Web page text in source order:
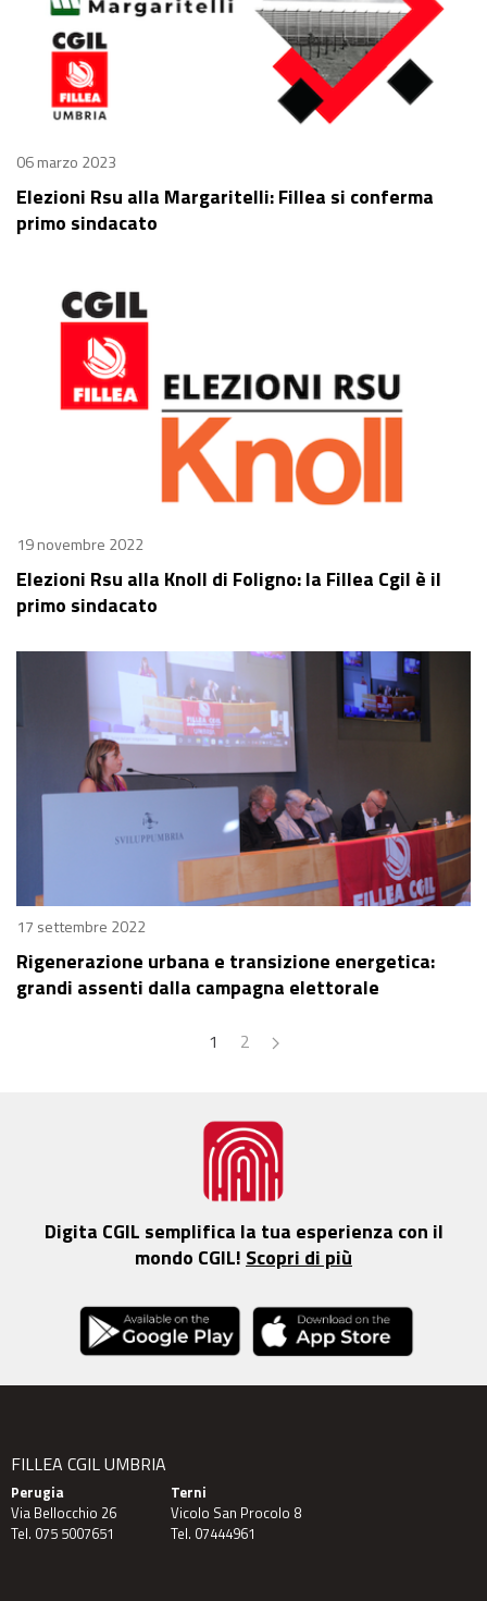
06 marzo 2023
Elezioni Rsu alla Margaritelli: Fillea si conferma
primo sindacato
19 novembre 2022
Elezioni Rsu alla Knoll di Foligno: la Fillea Cgil è il
primo sindacato
17 settembre 2022
Rigenerazione urbana e transizione energetica:
grandi assenti dalla campagna elettorale
1 2
Digita CGIL semplifica la tua esperienza con il
mondo CGIL! Scopri di più
FILLEA CGIL UMBRIA
Perugia
Via Bellocchio 26
Tel. 075 5007651
Terni
Vicolo San Procolo 8
Tel. 07444961